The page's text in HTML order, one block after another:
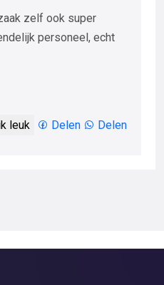
zelf ook super
personeel, echt
leuk Delen Delen